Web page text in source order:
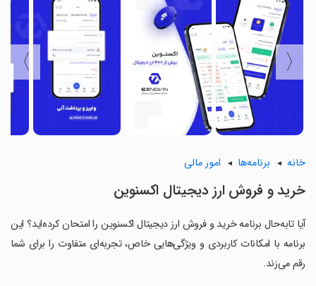
〈
〉
خانه برنامه‌ها امور مالی
‏خرید و فروش ارز دیجیتال اکسنوین
آیا تابه‌حال برنامه ‏خرید و فروش ارز دیجیتال اکسنوین را امتحان کرده‌اید؟ این
برنامه با امکانات کاربردی و ویژگی‌هایی خاص، تجربه‌ای متفاوت را برای شما
رقم می‌زند.